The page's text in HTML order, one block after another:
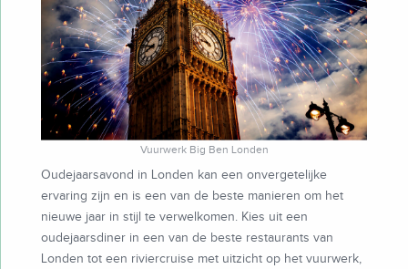
Vuurwerk Big Ben Londen
Oudejaarsavond in Londen kan een onvergetelijke
ervaring zijn en is een van de beste manieren om het
nieuwe jaar in stijl te verwelkomen. Kies uit een
oudejaarsdiner in een van de beste restaurants van
Londen tot een riviercruise met uitzicht op het vuurwerk,